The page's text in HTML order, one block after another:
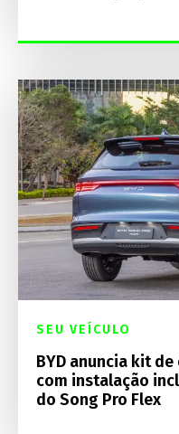
SEU VEÍCULO
BYD anuncia kit
com instalação
do Song Pro Flex